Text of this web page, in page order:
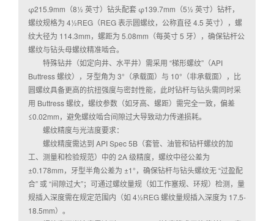
φ215.9mm（8½ 英寸）钻头配套 φ139.7mm（5½ 英寸）钻杆，
螺纹规格为 4½REG（REG 表示圆螺纹，公称直径 4.5 英寸），螺
纹大径为 114.3mm，螺距为 5.08mm（每英寸 5 牙），确保钻杆公
螺纹与钻头母螺纹精准啮合。
特殊钻井（如定向井、水平井）需采用 “梯形螺纹”（API
Buttress 螺纹），牙型角为 3°（承载面）与 10°（非承载面），比
圆螺纹具备更高的抗扭强度与密封性能，此时钻杆与钻头需同时采
用 Buttress 螺纹，螺纹参数（如牙高、螺距）需完全一致，偏差
≤0.02mm，避免螺纹啮合间隙过大导致动力传递损耗。
螺纹精度与光洁度要求：
螺纹精度需达到 API Spec 5B（套管、油管和钻杆螺纹的加
工、测量和检验规范）中的 2A 级精度，螺纹中径公差为
±0.178mm，牙型半角公差为 ±1°，确保钻杆与钻头螺纹无 “过盈配
合” 或 “间隙过大”；可通过螺纹量规（如工作塞规、环规）检测，量
规插入深度需在规定范围内（如 4½REG 螺纹量规插入深度为 17.5-
18.5mm）。